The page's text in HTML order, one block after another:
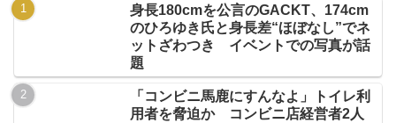
身長180cmを公言のGACKT、174cm
のひろゆき氏と身長差“ほぼなし”でネ
ットざわつき イベントでの写真が話
題
「コンビニ馬鹿にすんなよ」トイレ利
用者を脅迫か コンビニ店経営者2人